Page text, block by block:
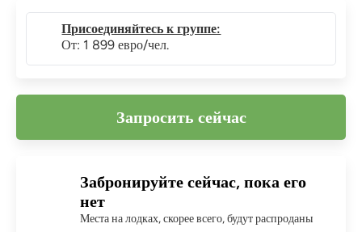
Присоединяйтесь к группе:
От: 1 899 евро/чел.
Запросить сейчас
Забронируйте сейчас, пока его
нет
Места на лодках, скорее всего, будут распроданы